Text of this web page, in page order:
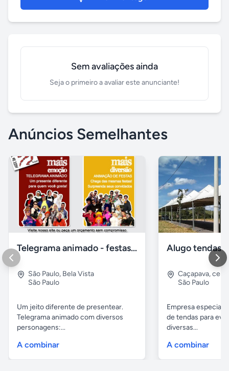
Sem avaliações ainda
Seja o primeiro a avaliar este anunciante!
Anúncios Semelhantes
Telegrama animado - festas - presentes e eventos
São Paulo, Bela Vista
São Paulo
Um jeito diferente de presentear.
Telegrama animado com diversos
personagens:...
A combinar
Caçapava,
São Paulo
Empresa
de tendas para
diversas...
A combinar